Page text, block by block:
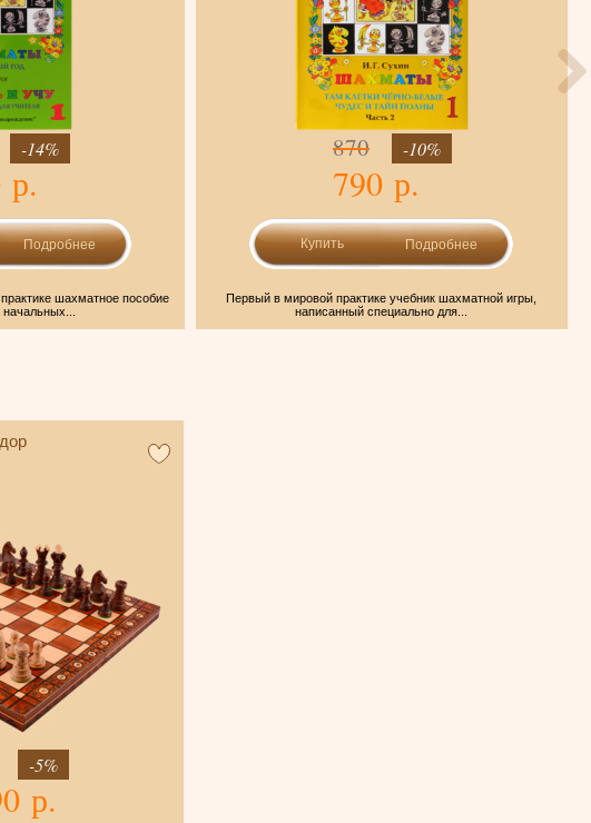
-14%
р.
Подробнее
шахматное пособие
870 -10%
790 р.
Подробнее
Первый в мировой практике учебник шахматной игры,
написанный специально для...
-5%
р.